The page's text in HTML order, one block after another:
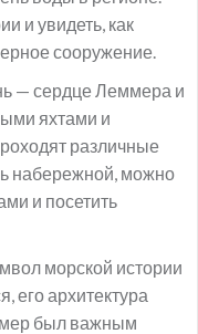
и увидеть, как
сооружение.
— сердце Леммера и
яхтами и
различные
набережной, можно
и посетить
морской истории
его архитектура
был важным